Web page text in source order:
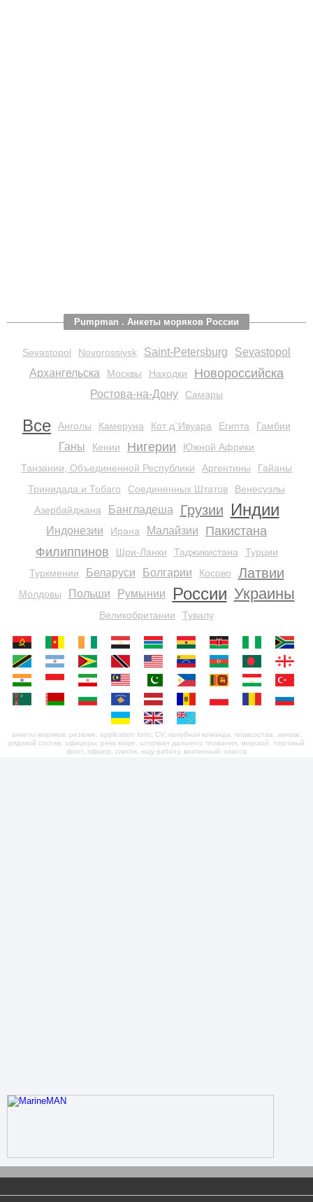
Pumpman . Анкеты моряков России
Sevastopol Novorossiysk Saint-Petersburg
Sevastopol
Архангельска
Москвы Находки Новороссийска
Ростова-на-Дону Самары
Все Анголы Камеруна Кот д`Ивуара Египта Гамбии
Ганы Кении Нигерии
Южной Африки
Танзании, Объединенной Республики
Аргентины
Гайаны
Тринидада и Тобаго
Соединенных Штатов
Венесуэлы
Азербайджана
Бангладеша Грузии Индии
Индонезии Ирана Малайзии
Пакистана
Филиппинов
Шри-Ланки Таджикистана
Турции
Туркмении
Беларуси Болгарии Косово Латвии
Молдовы Польши Румынии России Украины
Великобритании Тувалу
анкеты моряков, резюме, application form, CV, палубная команда, плавсостав, экипаж,
рядовой состав, офицеры, река море, штурман дальнего плавания, морской, торговый
флот, офшор, список, ищу работу, вахтенный, класса